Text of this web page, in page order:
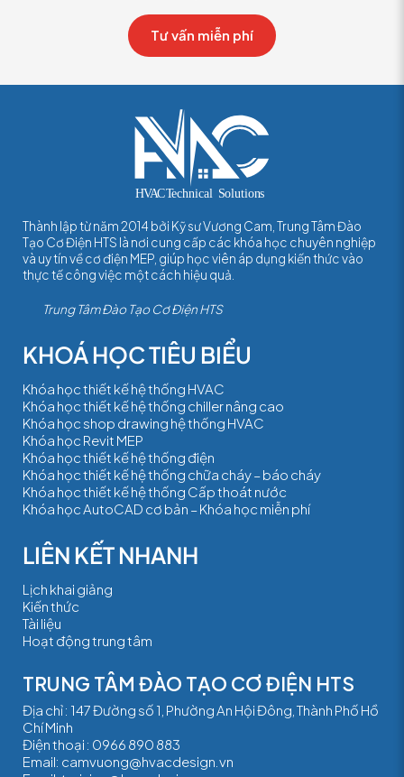
Tư vấn miễn phí
Thành lập từ năm 2014 bởi Kỹ sư Vương Cam, Trung Tâm Đào
Tạo Cơ Điện HTS là nơi cung cấp các khóa học chuyên nghiệp
và uy tín về cơ điện MEP, giúp học viên áp dụng kiến thức vào
thực tế công việc một cách hiệu quả.
Trung Tâm Đào Tạo Cơ Điện HTS
Khóa học thiết kế hệ thống HVAC
Khóa học thiết kế hệ thống chiller nâng cao
Khóa học shop drawing hệ thống HVAC
Khóa học Revit MEP
Khóa học thiết kế hệ thống điện
Khóa học thiết kế hệ thống chữa cháy – báo cháy
Khóa học thiết kế hệ thống Cấp thoát nước
Khóa học AutoCAD cơ bản – Khóa học miễn phí
Lịch khai giảng
Kiến thức
Tài liệu
Hoạt động trung tâm
TRUNG TÂM ĐÀO TẠO CƠ ĐIỆN HTS
Địa chỉ : 147 Đường số 1, Phường An Hội Đông, Thành Phố Hồ
Chí Minh
Điện thoại : 0966 890 883
Email: camvuong@hvacdesign.vn